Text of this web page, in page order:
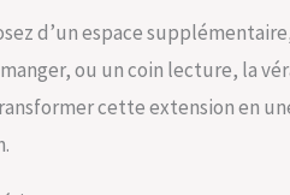
d’un espace
ou un coin lecture, la
cette extension en